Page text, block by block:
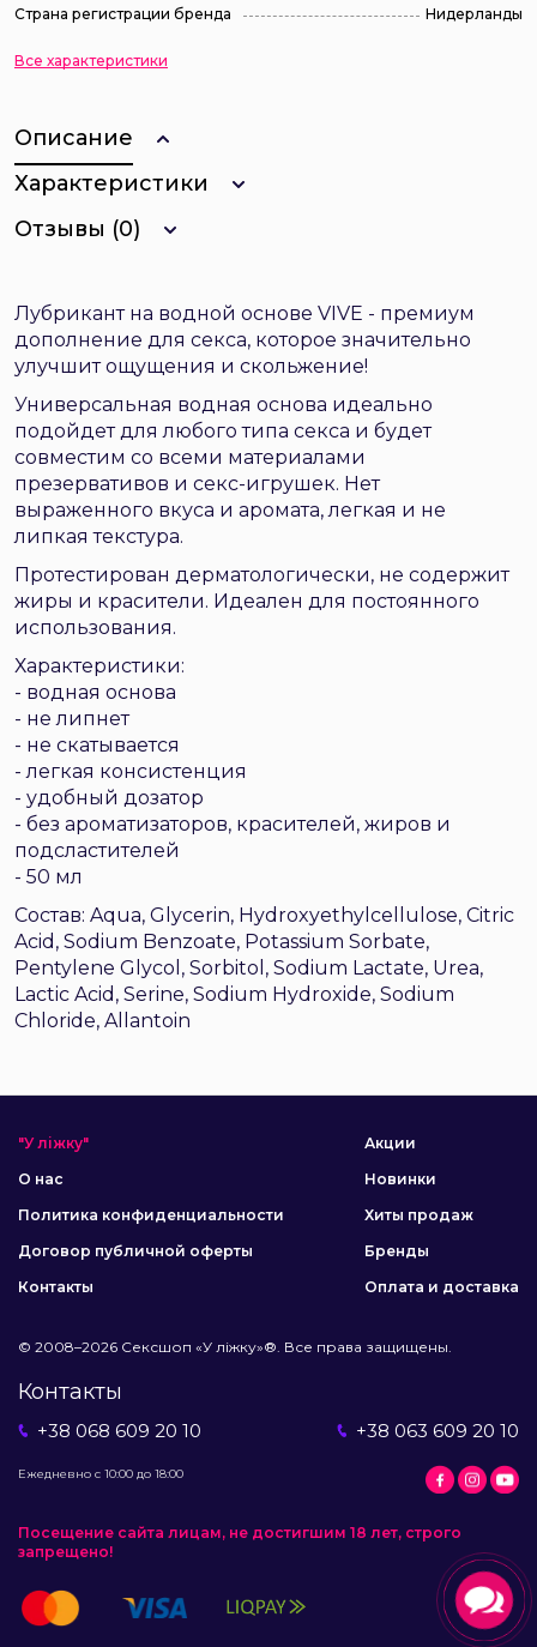
Страна регистрации бренда Нидерланды
Все характеристики
Описание
Характеристики
Отзывы (0)
Лубрикант на водной основе VIVE - премиум
дополнение для секса, которое значительно
улучшит ощущения и скольжение!
Универсальная водная основа идеально
подойдет для любого типа секса и будет
совместим со всеми материалами
презервативов и секс-игрушек. Нет
выраженного вкуса и аромата, легкая и не
липкая текстура.
Протестирован дерматологически, не содержит
жиры и красители. Идеален для постоянного
использования.
Характеристики:
- водная основа
- не липнет
- не скатывается
- легкая консистенция
- удобный дозатор
- без ароматизаторов, красителей, жиров и
подсластителей
- 50 мл
Состав: Aqua, Glycerin, Hydroxyethylcellulose, Citric
Acid, Sodium Benzoate, Potassium Sorbate,
Pentylene Glycol, Sorbitol, Sodium Lactate, Urea,
Lactic Acid, Serine, Sodium Hydroxide, Sodium
Chloride, Allantoin
"У ліжку"
О нас
Политика конфиденциальности
Договор публичной оферты
Контакты
Акции
Новинки
Хиты продаж
Бренды
Оплата и доставка
© 2008–2026 Сексшоп «У ліжку»®. Все права защищены.
Контакты
+38 068 609 20 10 +38 063 609 20 10
Ежедневно с 10:00 до 18:00
Посещение сайта лицам, не достигшим 18 лет, строго
запрещено!